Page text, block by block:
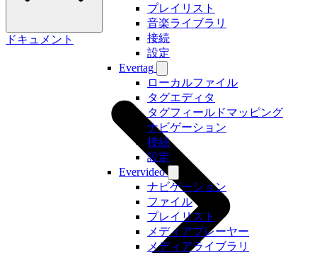
プレイリスト
音楽ライブラリ
接続
設定
Evertag
ローカルファイル
タグエディタ
タグフィールドマッピング
ナビゲーション
接続
設定
Evervideo
ナビゲーション
ファイル
プレイリスト
メディアプレーヤー
メディアライブラリ
ドキュメント